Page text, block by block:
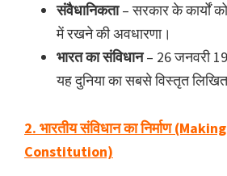
संवैधानिकता– सरकार के कार्यों
में रखने की अवधारणा।
भारत का संविधान– 26 जनवरी
यह दुनिया का सबसे विस्तृत
2. भारतीय संविधान का निर्माण
Constitution)